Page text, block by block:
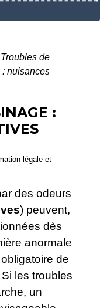
Troubles de
nuisances
:
légale et
des odeurs
) peuvent,
dès
anormale
de
les troubles
un